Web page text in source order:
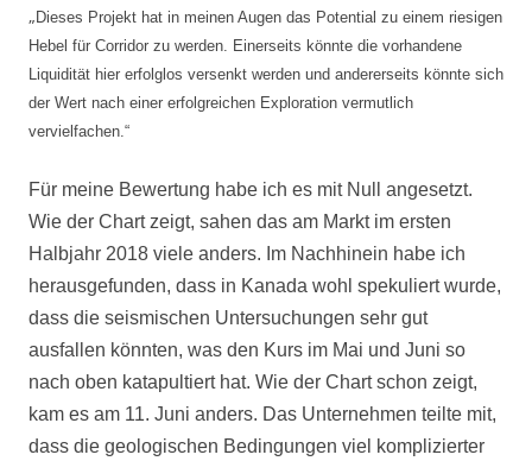
„ Dieses Projekt hat in meinen Augen das Potential zu einem riesigen
Hebel für Corridor zu werden. Einerseits könnte die vorhandene
Liquidität hier erfolglos versenkt werden und andererseits könnte sich
der Wert nach einer erfolgreichen Exploration vermutlich
vervielfachen.“
Für meine Bewertung habe ich es mit Null angesetzt.
Wie der Chart zeigt, sahen das am Markt im ersten
Halbjahr 2018 viele anders. Im Nachhinein habe ich
herausgefunden, dass in Kanada wohl spekuliert wurde,
dass die seismischen Untersuchungen sehr gut
ausfallen könnten, was den Kurs im Mai und Juni so
nach oben katapultiert hat. Wie der Chart schon zeigt,
kam es am 11. Juni anders. Das Unternehmen teilte mit,
dass die geologischen Bedingungen viel komplizierter